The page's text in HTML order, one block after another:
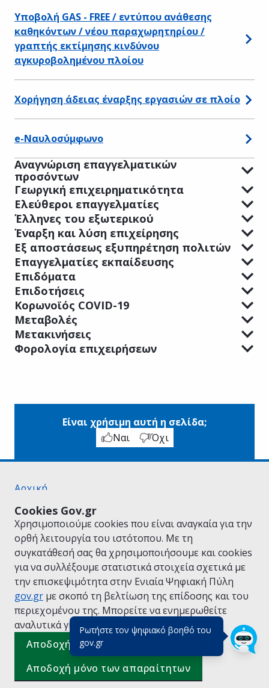
Ρωτήστε τον ψηφιακό βοηθό του
gov.gr(πάτησε για κλείσιμο)
Cookies Gov.gr
Χρησιμοποιούμε cookies που είναι αναγκαία για την
ορθή λειτουργία του ιστότοπου. Με τη
συγκατάθεσή σας θα χρησιμοποιήσουμε και cookies
για να συλλέξουμε στατιστικά στοιχεία σχετικά με
την επισκεψιμότητα στην Ενιαία Ψηφιακή Πύλη
gov.gr με σκοπό τη βελτίωση της επίδοσης και του
περιεχομένου της. Μπορείτε να ενημερωθείτε
αναλυτικά για την Πολιτική Cookies.
Αποδοχή όλων
Αποδοχή μόνο των απαραίτητων
Υποβολή GAS - FREE / εντύπου ανάθεσης
καθηκόντων / νέου παραχωρητηρίου /
γραπτής εκτίμησης κινδύνου
αγκυροβολημένου πλοίου
Χορήγηση άδειας έναρξης εργασιών σε πλοίο
e-Ναυλοσύμφωνο
Αναγνώριση επαγγελματικών
προσόντων
Γεωργική επιχειρηματικότητα
Ελεύθεροι επαγγελματίες
Έλληνες του εξωτερικού
Έναρξη και λύση επιχείρησης
Εξ αποστάσεως εξυπηρέτηση πολιτών
Επαγγελματίες εκπαίδευσης
Επιδόματα
Επιδοτήσεις
Κορωνοϊός COVID-19
Μεταβολές
Μετακινήσεις
Φορολογία επιχειρήσεων
Είναι χρήσιμη αυτή η σελίδα;
Ναι
Όχι
Αρχική
Όροι Χρήσης
Πολιτική Απορρήτου
Δήλωση προσβασιμότητας
Πολιτική cookies
Προτάσεις για το gov.gr
Υλοποίηση από το Υπουργείο Ψηφιακής
Διακυβέρνησης
Ελληνικά |Αγγλικά